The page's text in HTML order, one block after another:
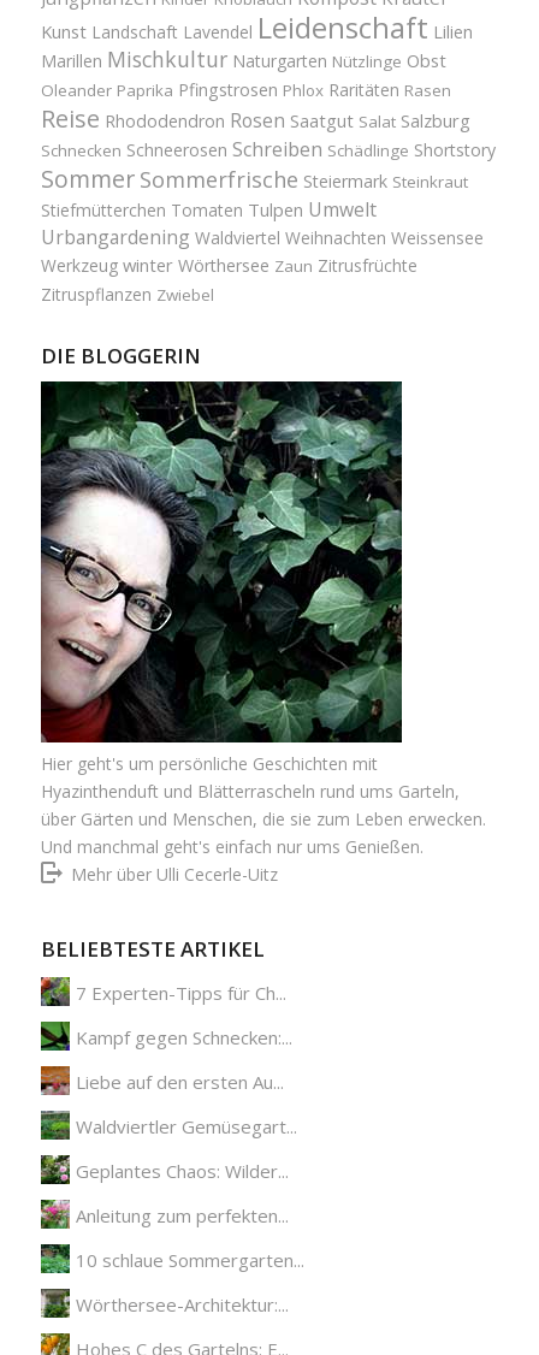
Kunst Landschaft Lavendel Leidenschaft Lilien
Marillen Mischkultur Naturgarten Nützlinge Obst
Oleander Paprika Pfingstrosen Phlox Raritäten Rasen
Reise Rhododendron Rosen Saatgut Salat Salzburg
Schnecken Schneerosen Schreiben Schädlinge Shortstory
Sommer Sommerfrische Steiermark Steinkraut
Stiefmütterchen Tomaten Tulpen Umwelt
Urbangardening Waldviertel Weihnachten Weissensee
Werkzeug winter Wörthersee Zaun Zitrusfrüchte
Zitruspflanzen Zwiebel
DIE BLOGGERIN
Hier geht's um persönliche Geschichten mit
Hyazinthenduft und Blätterrascheln rund ums Garteln,
über Gärten und Menschen, die sie zum Leben erwecken.
Und manchmal geht's einfach nur ums Genießen.
Mehr über Ulli Cecerle-Uitz
BELIEBTESTE ARTIKEL
7 Experten-Tipps für Ch...
Kampf gegen Schnecken:...
Liebe auf den ersten Au...
Waldviertler Gemüsegart...
Geplantes Chaos: Wilder...
Anleitung zum perfekten...
10 schlaue Sommergarten...
Wörthersee-Architektur:...
Hohes C des Gartelns: E...